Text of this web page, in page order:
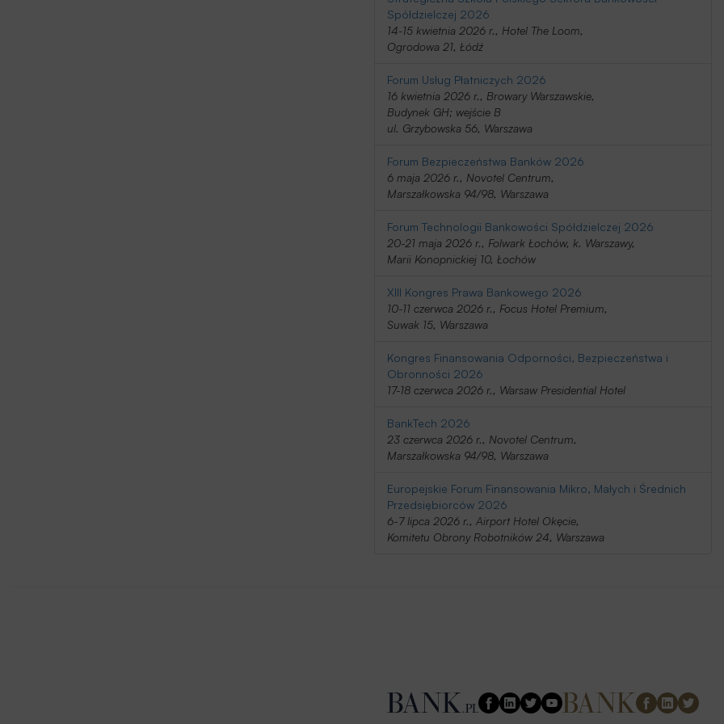
Spółdzielczej 2026
14-15 kwietnia 2026 r., Hotel The Loom,
Ogrodowa 21, Łódź
Forum Usług Płatniczych 2026
16 kwietnia 2026 r., Browary Warszawskie,
Budynek GH; wejście B
ul. Grzybowska 56, Warszawa
Forum Bezpieczeństwa Banków 2026
6 maja 2026 r., Novotel Centrum,
Marszałkowska 94/98, Warszawa
Forum Technologii Bankowości Spółdzielczej 2026
20-21 maja 2026 r., Folwark Łochów, k. Warszawy,
Marii Konopnickiej 10, Łochów
XIII Kongres Prawa Bankowego 2026
10-11 czerwca 2026 r., Focus Hotel Premium,
Suwak 15, Warszawa
Kongres Finansowania Odporności, Bezpieczeństwa i
Obronności 2026
17-18 czerwca 2026 r., Warsaw Presidential Hotel
BankTech 2026
23 czerwca 2026 r., Novotel Centrum,
Marszałkowska 94/98, Warszawa
Europejskie Forum Finansowania Mikro, Małych i Średnich
Przedsiębiorców 2026
6-7 lipca 2026 r., Airport Hotel Okęcie,
Komitetu Obrony Robotników 24, Warszawa